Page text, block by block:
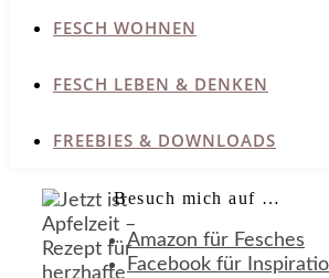
FESCH WOHNEN
FESCH LEBEN & DENKEN
FREEBIES & DOWNLOADS
Besuch mich auf …
Amazon für Fesches
Facebook für